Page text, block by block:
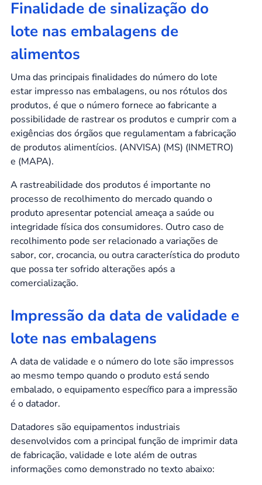
Finalidade de sinalização do
lote nas embalagens de
alimentos
Uma das principais finalidades do número do lote
estar impresso nas embalagens, ou nos rótulos dos
produtos, é que o número fornece ao fabricante a
possibilidade de rastrear os produtos e cumprir com a
exigências dos órgãos que regulamentam a fabricação
de produtos alimentícios. (ANVISA) (MS) (INMETRO)
e (MAPA).
A rastreabilidade dos produtos é importante no
processo de recolhimento do mercado quando o
produto apresentar potencial ameaça a saúde ou
integridade física dos consumidores. Outro caso de
recolhimento pode ser relacionado a variações de
sabor, cor, crocancia, ou outra característica do produto
que possa ter sofrido alterações após a
comercialização.
Impressão da data de validade e
lote nas embalagens
A data de validade e o número do lote são impressos
ao mesmo tempo quando o produto está sendo
embalado, o equipamento específico para a impressão
é o datador.
Datadores são equipamentos industriais
desenvolvidos com a principal função de imprimir data
de fabricação, validade e lote além de outras
informações como demonstrado no texto abaixo: